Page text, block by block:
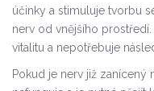
účinky a stimuluje tvorbu
nerv od vnějšího
vitalitu a nepotřebuje
Pokud je nerv již